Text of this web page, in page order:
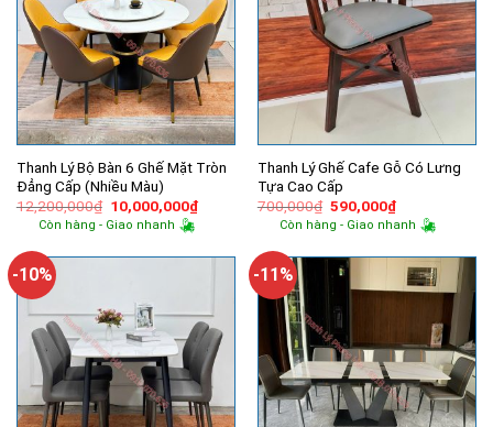
Thanh Lý Bộ Bàn 6 Ghế Mặt Tròn
Đẳng Cấp (Nhiều Màu)
12,200,000₫ Giá
gốc
là:
10,000,000₫Giá
hiện
10,000,000₫.
Còn hàng - Giao nhanh
Thanh Lý Ghế Cafe Gỗ Có Lưng
Tựa Cao Cấp
700,000₫ Giá
gốc
là:
590,000₫Giá
hiện
tại
590,000₫.
Còn hàng - Giao nhanh
-10% -11%